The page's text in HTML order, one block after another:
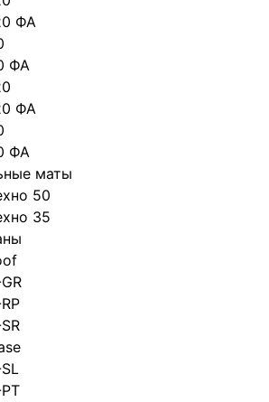
ФА
ФА
ФА
ФА
маты
50
35